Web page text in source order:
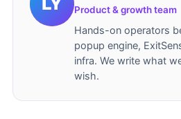
Product & growth team
Hands-on operators
popup engine,
infra. We write what
wish.